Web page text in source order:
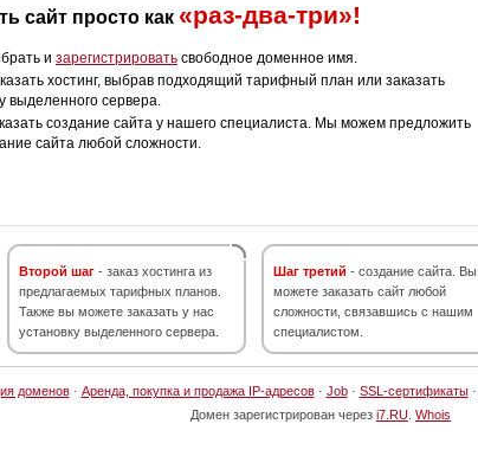
сайт просто как «раз-два-три»!
и зарегистрировать свободное доменное имя.
хостинг, выбрав подходящий тарифный план или заказать
выделенного сервера.
создание сайта у нашего специалиста. Мы можем предложить
сайта любой сложности.
Второй шаг - заказ хостинга из
предлагаемых тарифных планов.
Также вы можете заказать у нас
установку выделенного сервера.
Шаг третий - создание сайта. Вы
можете заказать сайт любой
сложности, связавшись с нашим
специалистом.
доменов· Аренда, покупка и продажа IP-адресов· Job· SSL-сертификаты·
Домен зарегистрирован через i7.RU Whois